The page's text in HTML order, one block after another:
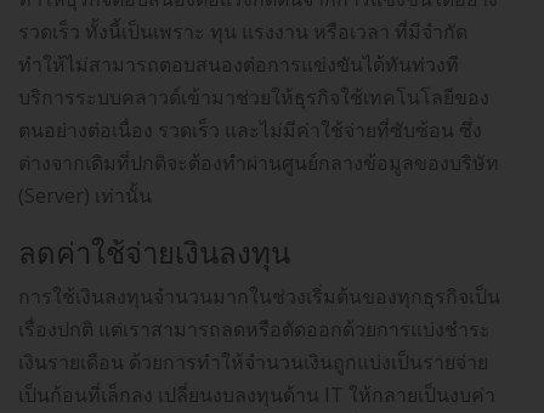
รวดเร็ว ทั้งนี้เป็นเพราะ ทุน แรงงาน หรือเวลา ที่มีจำกัด
ทำให้ไม่สามารถตอบสนองต่อการแข่งขันได้ทันท่วงที
บริการระบบคลาวด์เข้ามาช่วยให้ธุรกิจใช้เทคโนโลยีของ
ตนอย่างต่อเนื่อง รวดเร็ว และไม่มีค่าใช้จ่ายที่ซับซ้อน ซึ่ง
ต่างจากเดิมที่ปกติจะต้องทำผ่านศูนย์กลางข้อมูลของบริษัท
(Server) เท่านั้น
ลดค่าใช้จ่ายเงินลงทุน
การใช้เงินลงทุนจำนวนมากในช่วงเริ่มต้นของทุกธุรกิจเป็น
เรื่องปกติ แต่เราสามารถลดหรือตัดออกด้วยการแบ่งชำระ
เงินรายเดือน ด้วยการทำให้จำนวนเงินถูกแบ่งเป็นรายจ่าย
เป็นก้อนที่เล็กลง เปลี่ยนงบลงทุนด้าน IT ให้กลายเป็นงบค่า